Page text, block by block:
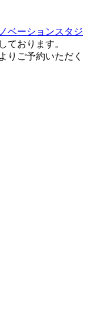
ベーションスタジ
ております。
よりご予約いただく